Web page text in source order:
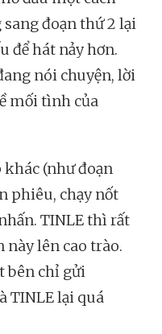
đoạn thứ 2 lại
để hát nảy hơn.
nói chuyện, lời
mối tình của
(như đoạn
phiêu, chạy nốt
TINLE thì rất
này lên cao trào.
bên chỉ gửi
TINLE lại quá